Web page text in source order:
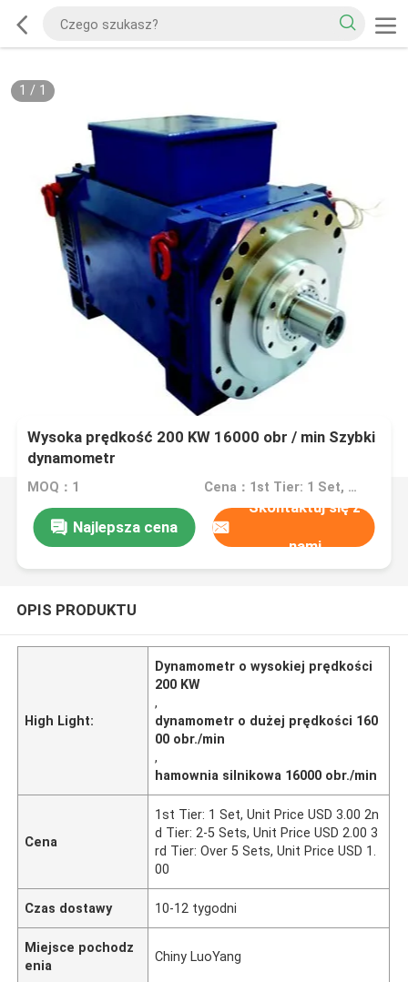
1 / 1
Wysoka prędkość 200 KW 16000 obr / min Szybki
dynamometr
MOQ：1 Cena：1st Tier: 1 Set, Unit Price USD 3.00 2nd Tier: 2-5 Sets, Unit Price USD 2.00 3rd Tier: Over 5 Sets, Unit Price USD 1.00
Najlepsza cena
Skontaktuj się z
nami
OPIS PRODUKTU
High Light:
Dynamometr o wysokiej prędkości
200 KW
,
dynamometr o dużej prędkości 160
00 obr./min
,
hamownia silnikowa 16000 obr./min
Cena
1st Tier: 1 Set, Unit Price USD 3.00 2n
d Tier: 2-5 Sets, Unit Price USD 2.00 3
rd Tier: Over 5 Sets, Unit Price USD 1.
00
Czas dostawy 10-12 tygodni
Miejsce pochodz
enia
Chiny LuoYang